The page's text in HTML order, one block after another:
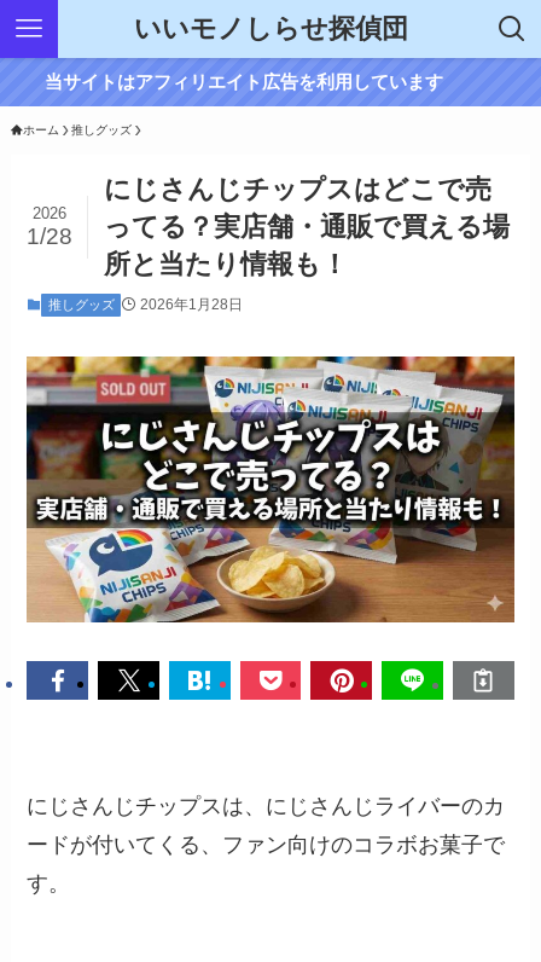
いいモノしらせ探偵団
当サイトはアフィリエイト広告を利用しています
ホーム 推しグッズ
にじさんじチップスはどこで売
ってる？実店舗・通販で買える場
所と当たり情報も！
2026
1/28
推しグッズ 2026年1月28日
にじさんじチップスは、にじさんじライバーのカ
ードが付いてくる、ファン向けのコラボお菓子で
す。